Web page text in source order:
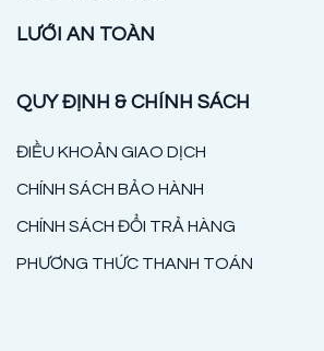
LƯỚI AN TOÀN
QUY ĐỊNH & CHÍNH SÁCH
ĐIỀU KHOẢN GIAO DỊCH
CHÍNH SÁCH BẢO HÀNH
CHÍNH SÁCH ĐỔI TRẢ HÀNG
PHƯƠNG THỨC THANH TOÁN